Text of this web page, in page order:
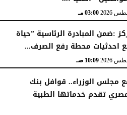
03:00 مـ
:ضمن المبادرة الرئاسية ”حياة
احدثيات محطة رفع الصرف...
10:09 صـ
مجلس الوزراء.. قوافل بنك
تقدم خدماتها الطبية